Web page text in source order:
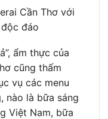
Cần Thơ với
đáo
ẩm thực của
cũng thấm
vụ các menu
nào là bữa sáng
Việt Nam, bữa